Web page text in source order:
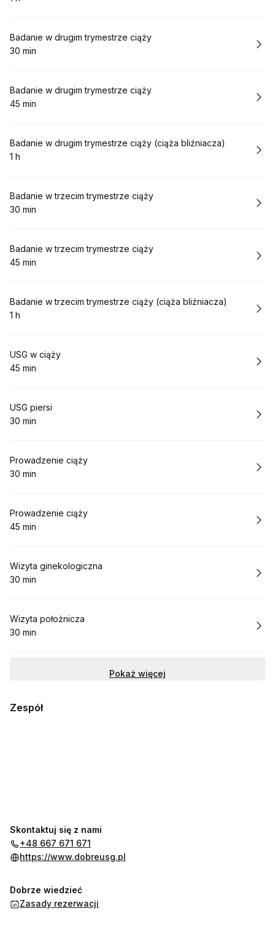
. Czas trwania
Rezerwuj
Badanie w drugim trymestrze ciąży
.Czas trwania
30 min
Rezerwuj
Badanie w drugim trymestrze ciąży
.Czas trwania
45 min
Rezerwuj
Badanie w drugim trymestrze ciąży (ciąża bliźniacza)
. Czas trwania
1 h
Rezerwuj
Badanie w trzecim trymestrze ciąży
.Czas trwania
30 min
Rezerwuj
Badanie w trzecim trymestrze ciąży
.Czas trwania
45 min
Rezerwuj
Badanie w trzecim trymestrze ciąży (ciąża bliźniacza)
. Czas trwania
1 h
Rezerwuj
USG w ciąży
.Czas trwania
45 min
Rezerwuj
USG piersi
.Czas trwania
30 min
Rezerwuj
Prowadzenie ciąży
.Czas trwania
30 min
Rezerwuj
Prowadzenie ciąży
.Czas trwania
45 min
Rezerwuj
Wizyta ginekologiczna
.Czas trwania
30 min
Rezerwuj
Wizyta położnicza
.Czas trwania
30 min
Pokaż więcej
Zespół
Skontaktuj się z nami
+48 667 671 671
https://www.dobreusg.pl
Dobrze wiedzieć
Zasady rezerwacji